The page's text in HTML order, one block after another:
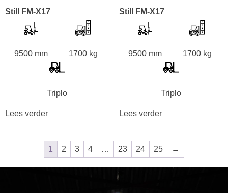
Still FM-X17
9500 mm 1700 kg
Triplo
Lees verder
Still FM-X17
9500 mm 1700 kg
Triplo
Lees verder
1 2 3 4 … 23 24 25 →